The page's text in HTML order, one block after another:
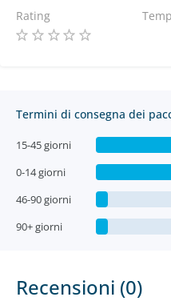
Rating
Termini di consegna dei
15-45 giorni
0-14 giorni
46-90 giorni
90+ giorni
Recensioni (0)